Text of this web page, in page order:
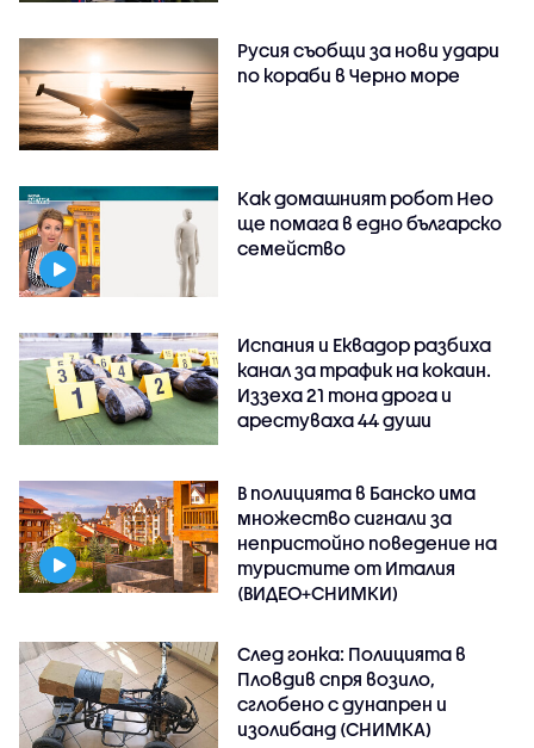
Русия съобщи за нови удари
по кораби в Черно море
Как домашният робот Нео
ще помага в едно българско
семейство
Испания и Еквадор разбиха
канал за трафик на кокаин.
Иззеха 21 тона дрога и
арестуваха 44 души
В полицията в Банско има
множество сигнали за
непристойно поведение на
туристите от Италия
(ВИДЕО+СНИМКИ)
След гонка: Полицията в
Пловдив спря возило,
сглобено с дунапрен и
изолибанд (СНИМКА)